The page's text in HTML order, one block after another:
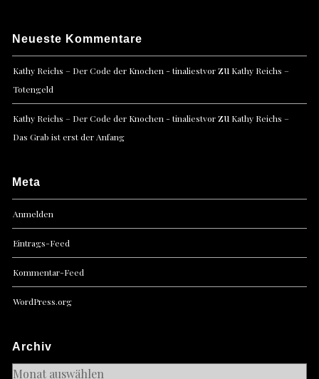
Neueste Kommentare
Kathy Reichs – Der Code der Knochen - tinaliestvorzu Kathy Reichs –
Totengeld
Kathy Reichs – Der Code der Knochen - tinaliestvorzu Kathy Reichs –
Das Grab ist erst der Anfang
Meta
Anmelden
Eintrags-Feed
Kommentar-Feed
WordPress.org
Archiv
Archiv